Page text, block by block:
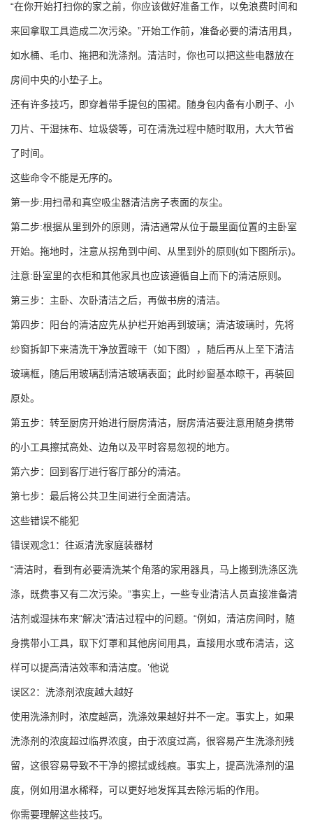
“在你开始打扫你的家之前，你应该做好准备工作，以免浪费时间和
来回拿取工具造成二次污染。”开始工作前，准备必要的清洁用具，
如水桶、毛巾、拖把和洗涤剂。清洁时，你也可以把这些电器放在
房间中央的小垫子上。
还有许多技巧，即穿着带手提包的围裙。随身包内备有小刷子、小
刀片、干湿抹布、垃圾袋等，可在清洗过程中随时取用，大大节省
了时间。
这些命令不能是无序的。
第一步:用扫帚和真空吸尘器清洁房子表面的灰尘。
第二步:根据从里到外的原则，清洁通常从位于最里面位置的主卧室
开始。拖地时，注意从拐角到中间、从里到外的原则(如下图所示)。
注意:卧室里的衣柜和其他家具也应该遵循自上而下的清洁原则。
第三步：主卧、次卧清洁之后，再做书房的清洁。
第四步：阳台的清洁应先从护栏开始再到玻璃；清洁玻璃时，先将
纱窗拆卸下来清洗干净放置晾干（如下图），随后再从上至下清洁
玻璃框，随后用玻璃刮清洁玻璃表面；此时纱窗基本晾干，再装回
原处。
第五步：转至厨房开始进行厨房清洁，厨房清洁要注意用随身携带
的小工具擦拭高处、边角以及平时容易忽视的地方。
第六步：回到客厅进行客厅部分的清洁。
第七步：最后将公共卫生间进行全面清洁。
这些错误不能犯
错误观念1：往返清洗家庭装器材
“清洁时，看到有必要清洗某个角落的家用器具，马上搬到洗涤区洗
涤，既费事又有二次污染。”事实上，一些专业清洁人员直接准备清
洁剂或湿抹布来“解决”清洁过程中的问题。“例如，清洁房间时，随
身携带小工具，取下灯罩和其他房间用具，直接用水或布清洁，这
样可以提高清洁效率和清洁度。’他说
误区2：洗涤剂浓度越大越好
使用洗涤剂时，浓度越高，洗涤效果越好并不一定。事实上，如果
洗涤剂的浓度超过临界浓度，由于浓度过高，很容易产生洗涤剂残
留，这很容易导致不干净的擦拭或线痕。事实上，提高洗涤剂的温
度，例如用温水稀释，可以更好地发挥其去除污垢的作用。
你需要理解这些技巧。